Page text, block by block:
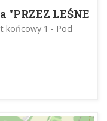
LEŚNE
końcowy 1 - Pod